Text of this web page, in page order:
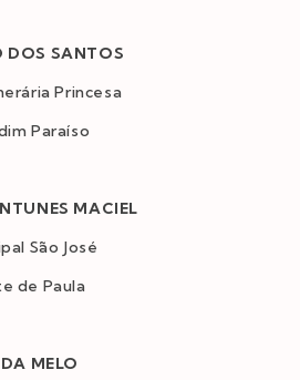
DOS SANTOS
Princesa
Paraíso
MACIEL
São José
de Paula
MELO